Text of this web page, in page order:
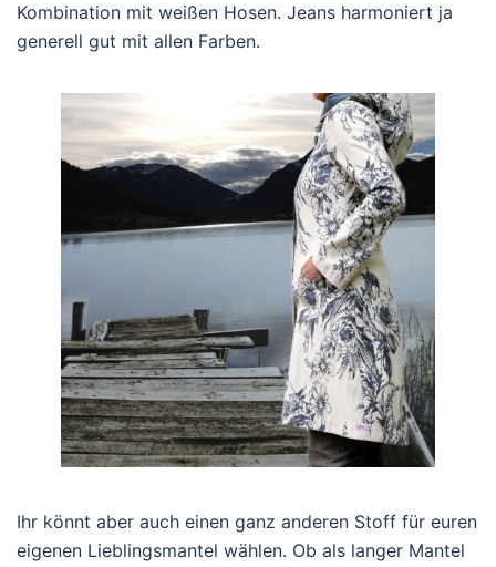
Kombination mit weißen Hosen. Jeans harmoniert ja
generell gut mit allen Farben.
Ihr könnt aber auch einen ganz anderen Stoff für euren
eigenen Lieblingsmantel wählen. Ob als langer Mantel